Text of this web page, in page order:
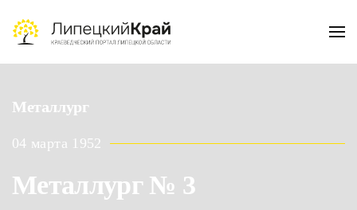
Skip to main content
Металлург
04 марта 1952
Металлург № 3